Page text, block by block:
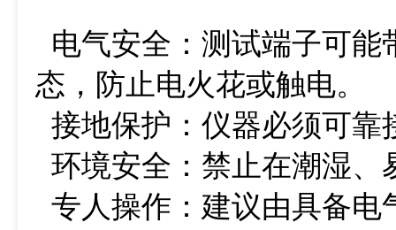
电气安全：测试端子可
态，防止电火花或触电。
接地保护：仪器必须可靠
环境安全：禁止在潮湿、
专人操作：建议由具备电